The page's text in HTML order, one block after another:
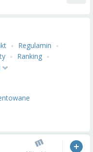
Regulamin
Ranking